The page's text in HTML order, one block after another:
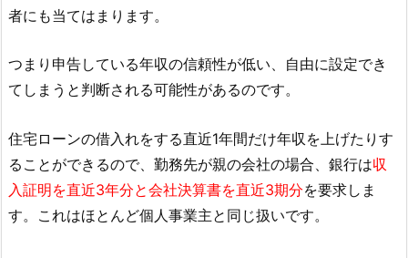
者にも当てはまります。
つまり申告している年収の信頼性が低い、自由に設定でき
てしまうと判断される可能性があるのです。
住宅ローンの借入れをする直近1年間だけ年収を上げたりす
ることができるので、勤務先が親の会社の場合、銀行は収
入証明を直近3年分と会社決算書を直近3期分を要求しま
す。これはほとんど個人事業主と同じ扱いです。